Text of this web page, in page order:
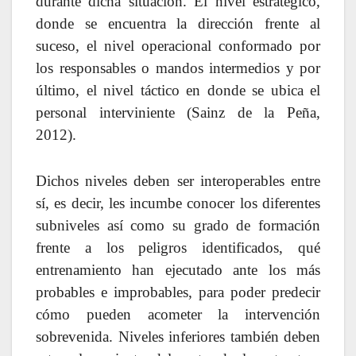
donde se encuentra la dirección frente al
suceso, el nivel operacional conformado por
los responsables o mandos intermedios y por
último, el nivel táctico en donde se ubica el
personal interviniente (Sainz de la Peña,
2012).
Dichos niveles deben ser interoperables entre
sí, es decir, les incumbe conocer los diferentes
subniveles así como su grado de formación
frente a los peligros identificados, qué
entrenamiento han ejecutado ante los más
probables e improbables, para poder predecir
cómo pueden acometer la intervención
sobrevenida. Niveles inferiores también deben